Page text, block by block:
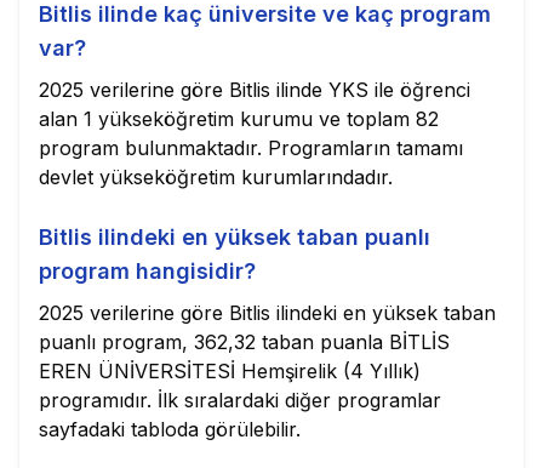
Bitlis ilinde kaç üniversite ve kaç program
var?
2025 verilerine göre Bitlis ilinde YKS ile öğrenci
alan 1 yükseköğretim kurumu ve toplam 82
program bulunmaktadır. Programların tamamı
devlet yükseköğretim kurumlarındadır.
Bitlis ilindeki en yüksek taban puanlı
program hangisidir?
2025 verilerine göre Bitlis ilindeki en yüksek taban
puanlı program, 362,32 taban puanla BİTLİS
EREN ÜNİVERSİTESİ Hemşirelik (4 Yıllık)
programıdır. İlk sıralardaki diğer programlar
sayfadaki tabloda görülebilir.